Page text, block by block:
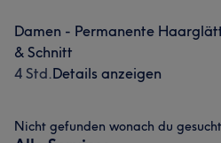
Damen - Permanente
& Schnitt
4 Std.Details anzeigen
Nicht gefunden wonach du